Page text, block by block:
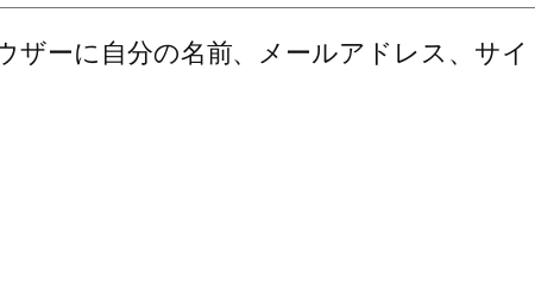
ザーに自分の名前、メールアドレス、サ